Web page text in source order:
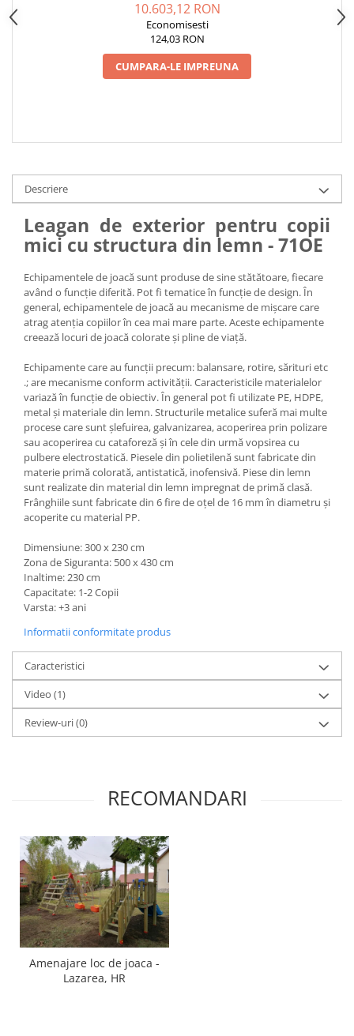
10.603,12 RON
Economisesti
124,03 RON
CUMPARA-LE IMPREUNA
Descriere
Leagan de exterior pentru copii
mici cu structura din lemn - 71OE
Echipamentele de joacă sunt produse de sine stătătoare, fiecare
având o funcție diferită. Pot fi tematice în funcție de design. În
general, echipamentele de joacă au mecanisme de mișcare care
atrag atenția copiilor în cea mai mare parte. Aceste echipamente
creează locuri de joacă colorate și pline de viață.
Echipamente care au funcții precum: balansare, rotire, sărituri etc
.; are mecanisme conform activității. Caracteristicile materialelor
variază în funcție de obiectiv. În general pot fi utilizate PE, HDPE,
metal și materiale din lemn. Structurile metalice suferă mai multe
procese care sunt șlefuirea, galvanizarea, acoperirea prin polizare
sau acoperirea cu cataforeză și în cele din urmă vopsirea cu
pulbere electrostatică. Piesele din polietilenă sunt fabricate din
materie primă colorată, antistatică, inofensivă. Piese din lemn
sunt realizate din material din lemn impregnat de primă clasă.
Frânghiile sunt fabricate din 6 fire de oțel de 16 mm în diametru și
acoperite cu material PP.
Dimensiune: 300 x 230 cm
Zona de Siguranta: 500 x 430 cm
Inaltime: 230 cm
Capacitate: 1-2 Copii
Varsta: +3 ani
Informatii conformitate produs
Caracteristici
Video (1)
Review-uri(0)
RECOMANDARI
Amenajare loc de joaca -
Lazarea, HR